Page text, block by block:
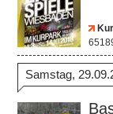
Samstag,